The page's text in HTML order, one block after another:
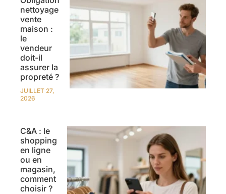
nettoyage
vente
maison :
le
vendeur
doit-il
assurer la
propreté ?
JUILLET 27,
2026
C&A : le
shopping
en ligne
ou en
magasin,
comment
choisir ?